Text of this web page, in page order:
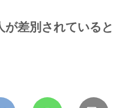
が差別されていると